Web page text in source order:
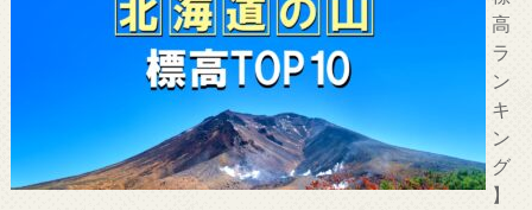
高
ラ
ン
キ
ン
グ
】